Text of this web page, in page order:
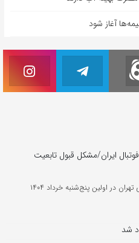
آغاز شود
ایران/مشکل قبول تابعیت
در اولین پنج‌شنبه خرداد ۱۴۰۴
شد